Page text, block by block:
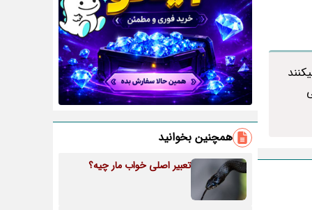
همچنین بخوانید
تعبیر اصلی خواب مار چیه؟